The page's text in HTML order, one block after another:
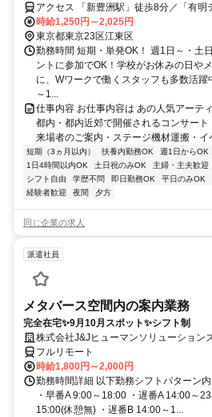
アクセス 「新豊洲駅」徒歩8分／「有明
時給1,250円～2,025円
東京都東京23区江東区
勤務時間 短期・単発OK！ 週1日～・土
ントに参加でOK！学校がお休みの日や
に、Wワークで働くスタッフも多数活
～1...
仕事内容 お仕事内容は あの人気アーテ
都内・都内近郊で開催されるコンサート
来場者のご案内・ステージ機材運搬・
短期（3ヵ月以内） 扶養内勤務OK 週1日からOK
1日4時間以内OK
土日祝のみOK 主婦・主夫歓迎
シフト自由
学歴不問 即日勤務OK 平日のみOK
経験者歓迎
夜間 夕方
同じ企業の求人
派遣社員
メタバース空間内の案内業務
完全在宅✨9月10月スポット✨シフト制
株式会社J&Jヒューマンソリューション
フルリモート
時給1,800円～2,000円
勤務時間詳細 以下勤務シフトパターン
・早番A 9:00～18:00 ・遅番A 14:00～
15:00(休憩無) ・遅番B 14:00～1...